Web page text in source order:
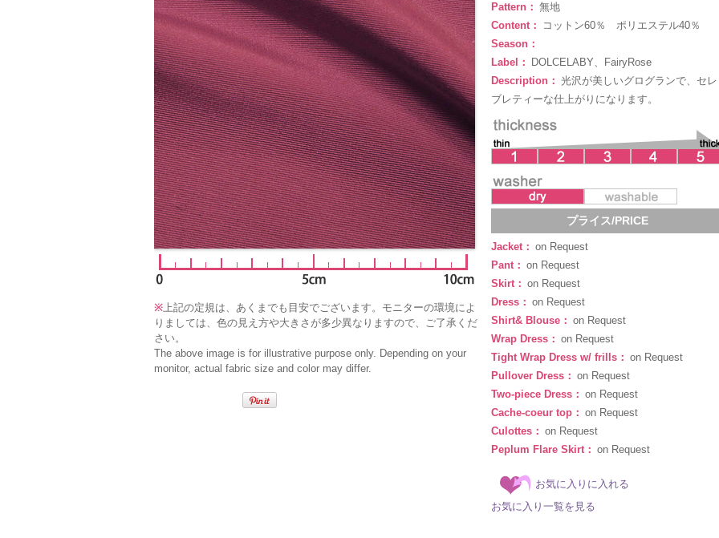
※上記の定規は、あくまでも目安でございます。モニターの環境によ
りましては、色の見え方や大きさが多少異なりますので、ご了承くだ
さい。
The above image is for illustrative purpose only. Depending on your
monitor, actual fabric size and color may differ.
Pattern： 無地
Content：
コットン60％ ポリエステル40％
Season：
Label：
DOLCELABY、FairyRose
Description： 光沢が美しいグログランで、セレ
ブレティーな仕上がりになります。
プライス/PRICE
Jacket： on Request
Pant： on Request
Skirt： on Request
Dress： on Request
Shirt& Blouse： on Request
Wrap Dress： on Request
Tight Wrap Dress w/ frills： on Request
Pullover Dress： on Request
Two-piece Dress： on Request
Cache-coeur top： on Request
Culottes： on Request
Peplum Flare Skirt： on Request
お気に入りに入れる
お気に入り一覧を見る